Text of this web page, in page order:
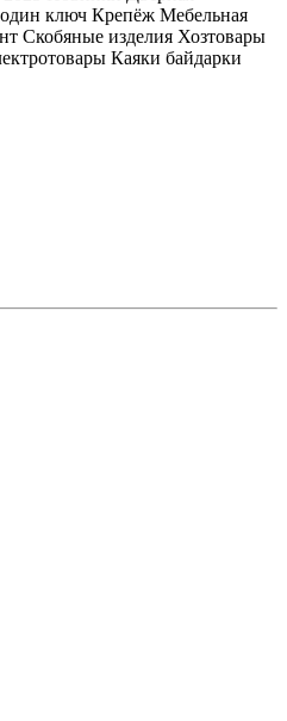
ключ Крепёж Мебельная
Скобяные изделия Хозтовары
Каяки байдарки